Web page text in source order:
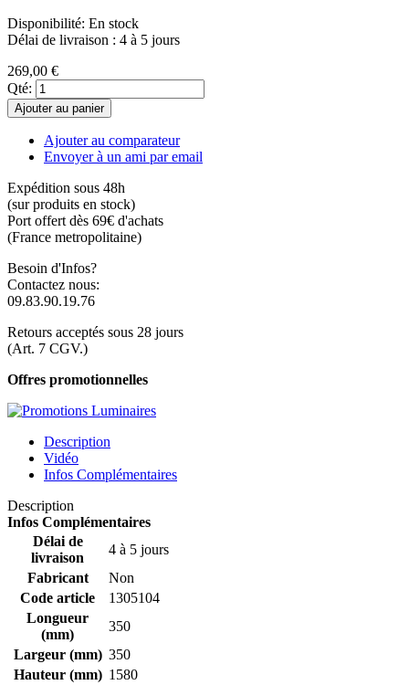
Disponibilité: En stock
Délai de livraison : 4 à 5 jours
269,00 €
Qté:
Ajouter au panier
Ajouter au comparateur
Envoyer à un ami par email
Expédition sous 48h
(sur produits en stock)
Port offert dès 69€ d'achats
(France metropolitaine)
Besoin d'Infos?
Contactez nous:
09.83.90.19.76
Retours acceptés sous 28 jours
(Art. 7 CGV.)
Offres promotionnelles
Description
Vidéo
Infos Complémentaires
Description
Infos Complémentaires
Délai de
livraison
4 à 5 jours
Fabricant
Non
Code article
1305104
Longueur
(mm)
350
Largeur (mm) 350
Hauteur (mm) 1580